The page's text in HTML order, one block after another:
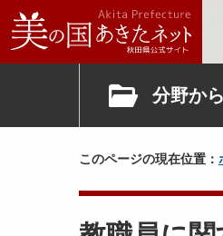
分野か
このページの現在位置：